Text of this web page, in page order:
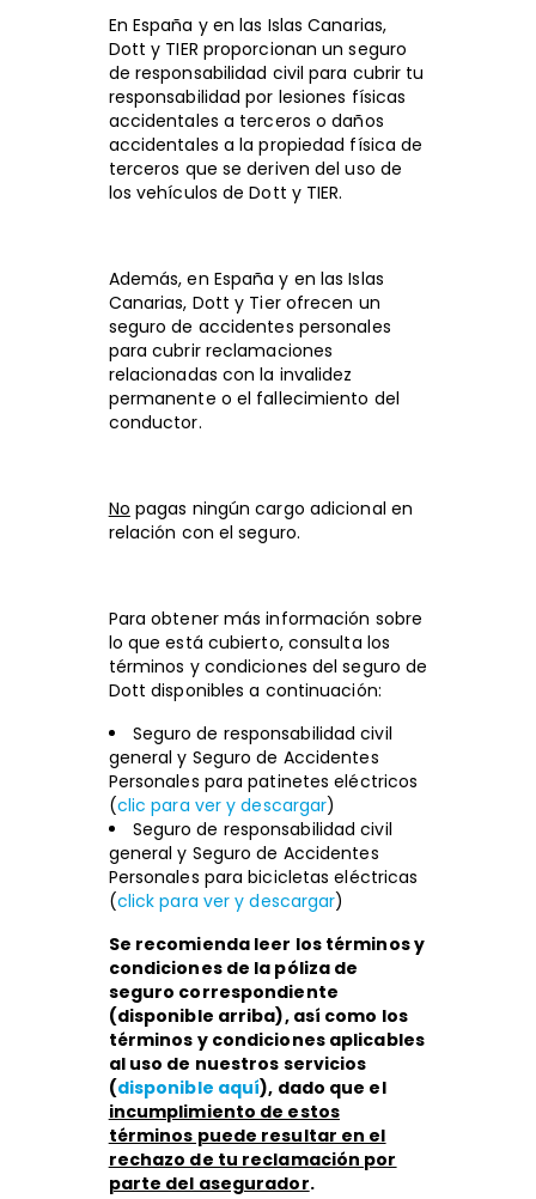
En España y en las Islas Canarias,
Dott y TIER proporcionan un seguro
de responsabilidad civil para cubrir tu
responsabilidad por lesiones físicas
accidentales a terceros o daños
accidentales a la propiedad física de
terceros que se deriven del uso de
los vehículos de Dott y TIER.
Además, en España y en las Islas
Canarias, Dott y Tier ofrecen un
seguro de accidentes personales
para cubrir reclamaciones
relacionadas con la invalidez
permanente o el fallecimiento del
conductor.
No pagas ningún cargo adicional en
relación con el seguro.
Para obtener más información sobre
lo que está cubierto, consulta los
términos y condiciones del seguro de
Dott disponibles a continuación:
Seguro de responsabilidad civil
general y Seguro de Accidentes
Personales para patinetes eléctricos
(clic para ver y descargar)
Seguro de responsabilidad civil
general y Seguro de Accidentes
Personales para bicicletas eléctricas
(click para ver y descargar)
Se recomienda leer los términos y
condiciones de la póliza de
seguro correspondiente
(disponible arriba), así como los
términos y condiciones aplicables
al uso de nuestros servicios
(disponible aquí), dado que el
incumplimiento de estos
términos puede resultar en el
rechazo de tu reclamación por
parte del asegurador.